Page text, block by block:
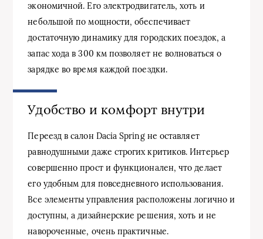
экономичной. Его электродвигатель, хоть и
небольшой по мощности, обеспечивает
достаточную динамику для городских поездок, а
запас хода в 300 км позволяет не волноваться о
зарядке во время каждой поездки.
Удобство и комфорт внутри
Переезд в салон Dacia Spring не оставляет
равнодушными даже строгих критиков. Интерьер
совершенно прост и функционален, что делает
его удобным для повседневного использования.
Все элементы управления расположены логично и
доступны, а дизайнерские решения, хоть и не
навороченные, очень практичные.